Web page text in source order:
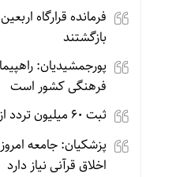
بازگشتند
پورجمشیدیان:
فرهنگی کشور است
ثبت ۶۰ میلیون تردد از مرزهای هفت‌گانه اربعینی
پزشکیان: جامعه
اخلاق قرآنی نیاز دارد